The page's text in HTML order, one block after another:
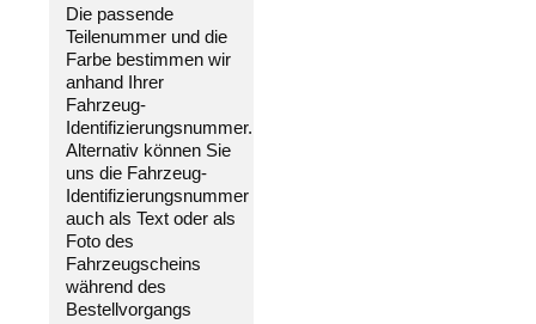
Die passende
Teilenummer und die
Farbe bestimmen wir
anhand Ihrer
Fahrzeug-
Identifizierungsnummer.
Alternativ können Sie
uns die Fahrzeug-
Identifizierungsnummer
auch als Text oder als
Foto des
Fahrzeugscheins
während des
Bestellvorgangs